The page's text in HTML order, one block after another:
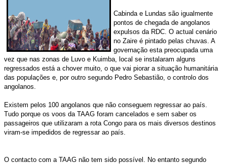
Cabinda e Lundas são igualmente
pontos de chegada de angolanos
expulsos da RDC. O actual cenário
no Zaire é pintado pelas chuvas. A
governação esta preocupada uma
vez que nas zonas de Luvo e Kuimba, local se instalaram alguns
regressados está a chover muito, o que vai piorar a situação humanitária
das populações e, por outro segundo Pedro Sebastião, o controlo dos
angolanos.
Existem pelos 100 angolanos que não conseguem regressar ao país.
Tudo porque os voos da TAAG foram cancelados e sem saber os
passageiros que utilizaram a rota Congo para os mais diversos destinos
viram-se impedidos de regressar ao país.
O contacto com a TAAG não tem sido possível. No entanto segundo